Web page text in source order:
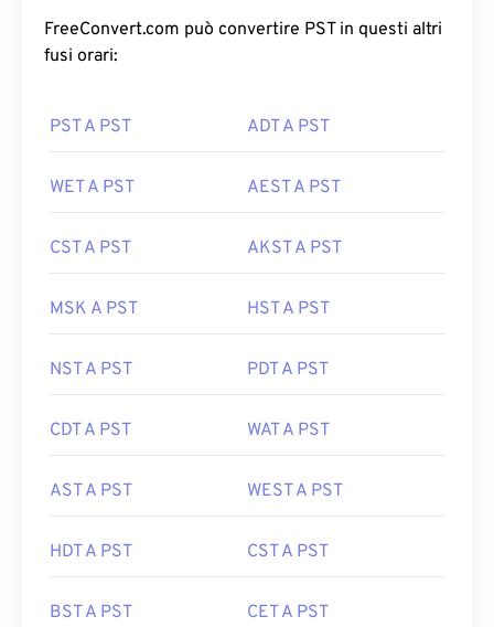
FreeConvert.com può convertire PST in questi altri
fusi orari:
PST A PST ADT A PST
WET A PST AEST A PST
CST A PST AKST A PST
MSK A PST HST A PST
NST A PST PDT A PST
CDT A PST WAT A PST
AST A PST WEST A PST
HDT A PST CST A PST
BST A PST CET A PST